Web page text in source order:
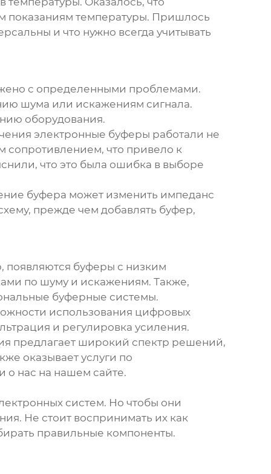
показаниям температуры. Пришлось
и что нужно всегда учитывать
с определенными проблемами.
шума или искажениям сигнала.
оборудования.
электронные буферы работали не
что привело к
что это была ошибка в выборе
буфера может изменить импеданс
прежде чем добавлять буфер,
появляются буферы с низким
по шуму и искажениям. Также,
буферные системы.
использования цифровых
и регулировка усиления.
предлагает широкий спектр решений,
оказывает услуги по
нас на нашем сайте.
систем. Но чтобы они
Не стоит воспринимать их как
правильные компоненты.